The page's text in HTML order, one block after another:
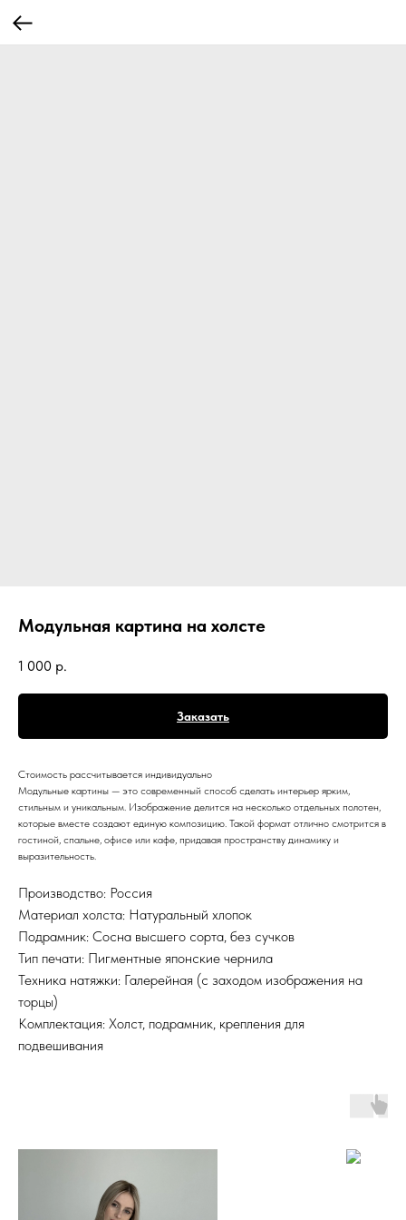
Модульная картина на холсте
1 000 р.
Заказать
Стоимость рассчитывается индивидуально
Модульные картины — это современный способ сделать интерьер ярким,
стильным и уникальным. Изображение делится на несколько отдельных полотен,
которые вместе создают единую композицию. Такой формат отлично смотрится в
гостиной, спальне, офисе или кафе, придавая пространству динамику и
выразительность.
Производство: Россия
Материал холста: Натуральный хлопок
Подрамник: Сосна высшего сорта, без сучков
Тип печати: Пигментные японские чернила
Техника натяжки: Галерейная (с заходом изображения на
торцы)
Комплектация: Холст, подрамник, крепления для
подвешивания